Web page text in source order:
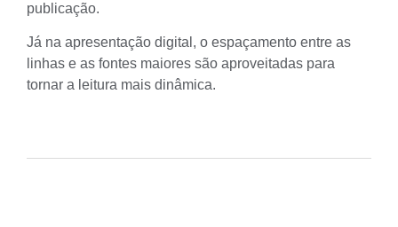
publicação.
Já na apresentação digital, o espaçamento entre as
linhas e as fontes maiores são aproveitadas para
tornar a leitura mais dinâmica.